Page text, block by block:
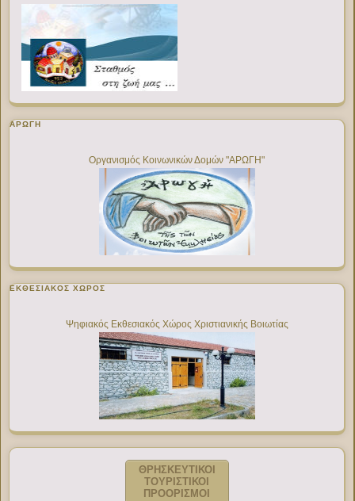
ΑΡΩΓΗ
Οργανισμός Κοινωνικών Δομών "ΑΡΩΓΗ"
ΕΚΘΕΣΙΑΚΌΣ ΧΏΡΟΣ
Ψηφιακός Εκθεσιακός Χώρος Χριστιανικής Βοιωτίας
ΘΡΗΣΚΕΥΤΙΚΟΙ
ΤΟΥΡΙΣΤΙΚΟΙ
ΠΡΟΟΡΙΣΜΟΙ